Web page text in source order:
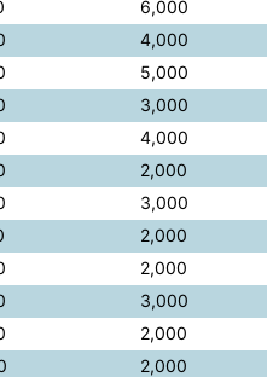
6,000
4,000
5,000
3,000
4,000
2,000
3,000
2,000
2,000
3,000
2,000
2,000